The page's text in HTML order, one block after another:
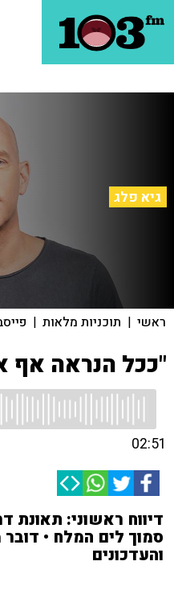
גיא פלג
ראשי | תוכניות מלאות |
"ככל הנראה
02:51
סמוך לים המלח •
והעדכונים